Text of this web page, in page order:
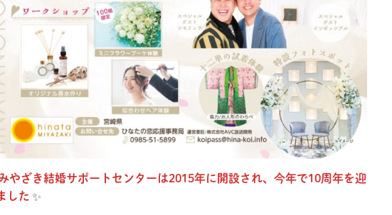
やざき結婚サポートセンターは2015年に開設され、今年で10周年を迎
した ✨